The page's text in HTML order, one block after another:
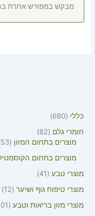
כללי
680
חומרי גלם
82
מוצרים בתחום המזון
53
מוצרים בתחום
מוצרי טבע
41
מוצרי טיפוח גוף ושיער 12
מוצרי מזון בריאות וטבע
מבקש במפורש אחרת